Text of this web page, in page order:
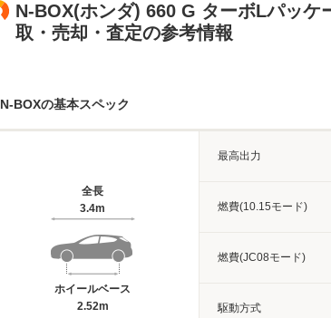
N-BOX(ホンダ) 660 G ターボLパッケ
取・売却・査定の参考情報
N-BOXの基本スペック
全長
3.4m
ホイールベース
2.52m
最高出力
燃費(10.15モード)
燃費(JC08モード)
駆動方式